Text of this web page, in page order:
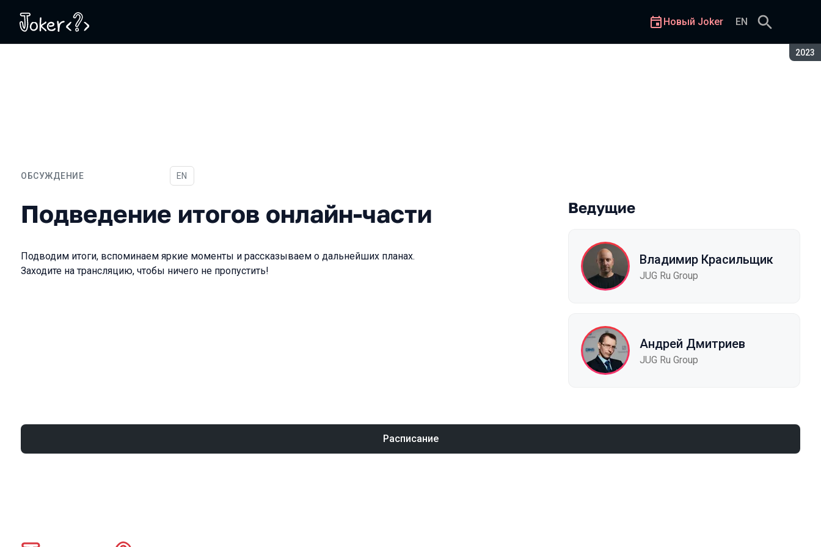
2023
Новый Joker EN
ОБСУЖДЕНИЕ
Подведение итогов онлайн-части
На английском языке
EN
Подведение итогов онлайн-части
Подводим итоги, вспоминаем яркие моменты и рассказываем о дальнейших планах.
Заходите на трансляцию, чтобы ничего не пропустить!
Ведущие
Владимир Красильщик
JUG Ru Group
Андрей Дмитриев
JUG Ru Group
Расписание